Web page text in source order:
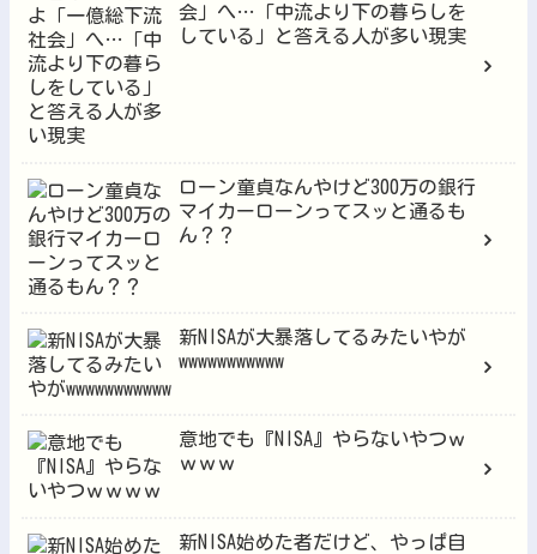
会」へ…「中流より下の暮らしを
している」と答える人が多い現実
ローン童貞なんやけど300万の銀行
マイカーローンってスッと通るも
ん？？
新NISAが大暴落してるみたいやが
wwwwwwwwwww
意地でも『NISA』やらないやつｗ
ｗｗｗ
新NISA始めた者だけど、やっぱ自